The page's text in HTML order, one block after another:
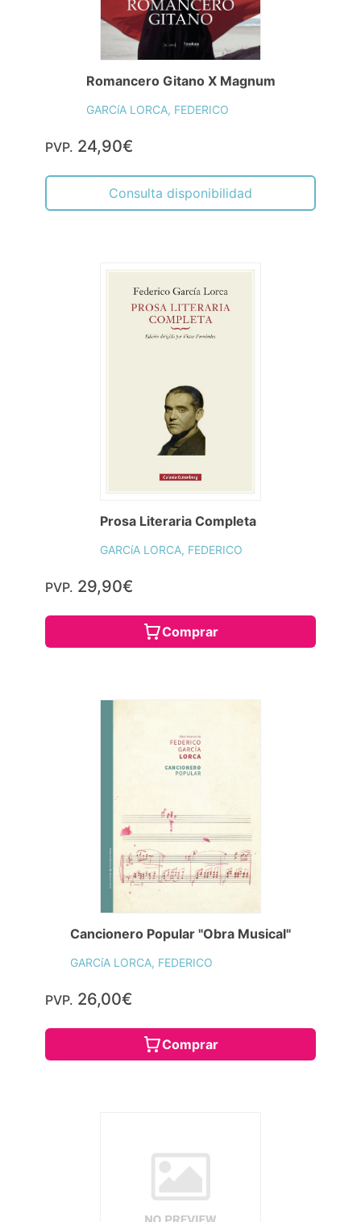
Romancero Gitano X Magnum
GARCíA LORCA, FEDERICO
PVP. 24,90€
Consulta disponibilidad
Prosa Literaria Completa
GARCíA LORCA, FEDERICO
PVP. 29,90€
Comprar
Cancionero Popular "Obra Musical"
GARCíA LORCA, FEDERICO
PVP. 26,00€
Comprar